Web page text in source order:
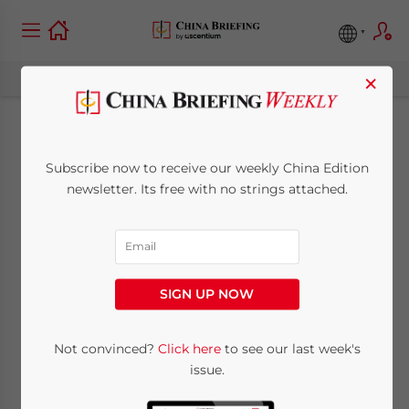
Augmentation de 11,9
pourcent au 1er
trimestre pour le PIB
de la Chine et hausse
de 2,2 pourcent pour
l’IPC
×
Subscribe now to receive our weekly China Edition
newsletter. Its free with no strings attached.
SIGN UP NOW
Not convinced? Click hereto see our last week's
issue.